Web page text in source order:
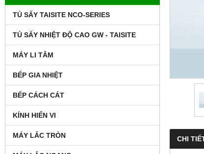
TỦ SẤY TAISITE NCO-SERIES
TỦ SẤY NHIỆT ĐỘ CAO GW - TAISITE
MÁY LI TÂM
BẾP GIA NHIỆT
BẾP CÁCH CÁT
KÍNH HIỂN VI
MÁY LẮC TRÒN CHI